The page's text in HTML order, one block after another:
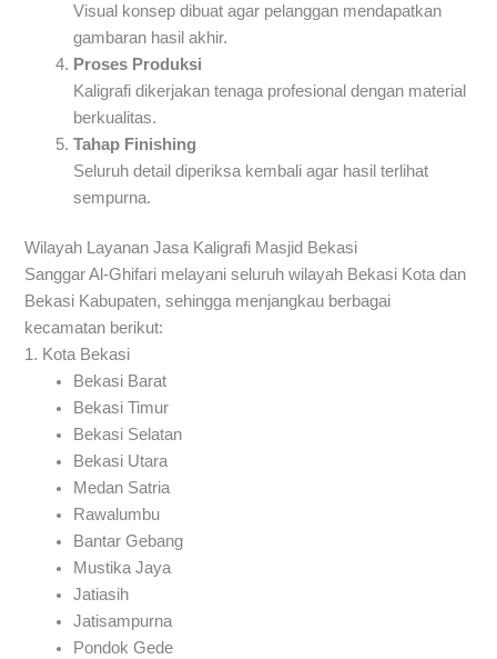
Visual konsep dibuat agar pelanggan mendapatkan
gambaran hasil akhir.
Proses Produksi
Kaligrafi dikerjakan tenaga profesional dengan material
berkualitas.
Tahap Finishing
Seluruh detail diperiksa kembali agar hasil terlihat
sempurna.
Wilayah Layanan Jasa Kaligrafi Masjid Bekasi
Sanggar Al-Ghifari melayani seluruh wilayah Bekasi Kota dan
Bekasi Kabupaten, sehingga menjangkau berbagai
kecamatan berikut:
1. Kota Bekasi
Bekasi Barat
Bekasi Timur
Bekasi Selatan
Bekasi Utara
Medan Satria
Rawalumbu
Bantar Gebang
Mustika Jaya
Jatiasih
Jatisampurna
Pondok Gede